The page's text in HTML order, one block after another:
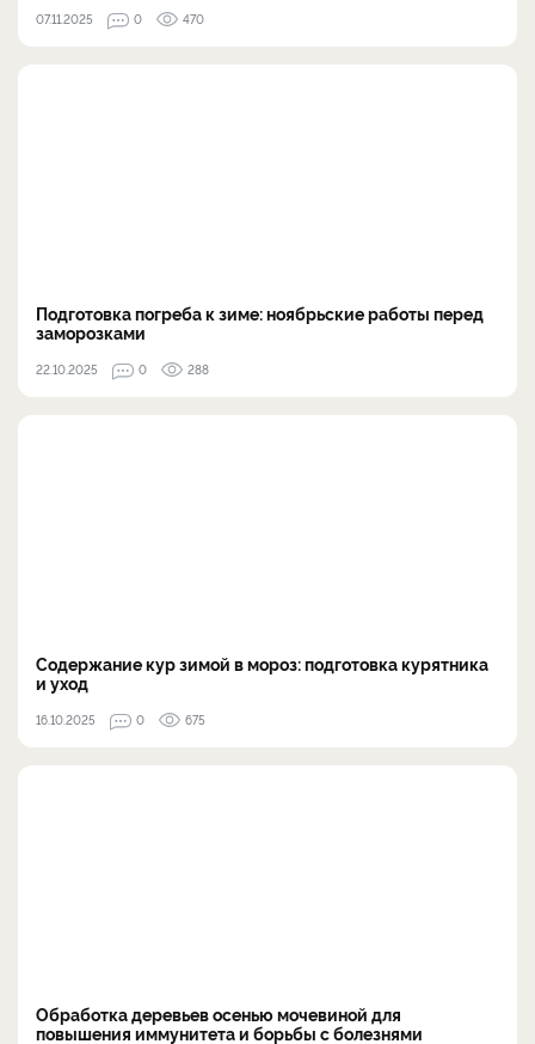
07.11.2025 0 470
Подготовка погреба к зиме: ноябрьские работы перед
заморозками
22.10.2025 0 288
Содержание кур зимой в мороз: подготовка курятника
и уход
16.10.2025 0 675
Обработка деревьев осенью мочевиной для
повышения иммунитета и борьбы с болезнями